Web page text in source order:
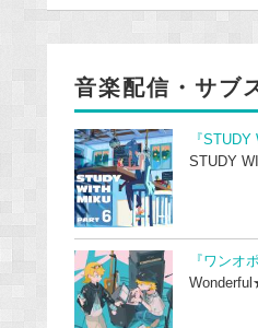
音楽配信・サブ
『STUDY
STUDY
『ワンオ